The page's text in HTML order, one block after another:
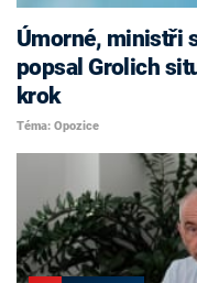
Úmorné, ministři
popsal Grolich
krok
Téma: Opozice